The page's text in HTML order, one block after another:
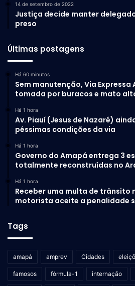
14 de setembro de 2022
Justiça decide manter
preso
Últimas postagens
Há 60 minutos
Sem manutenção, Via
tomada por buracos e mato
Há 1 hora
Av. Piauí (Jesus de Nazaré)
péssimas condições da via
Há 1 hora
Governo do Amapá entrega 3
totalmente reconstruídas no
Há 1 hora
Receber uma multa de trânsito
motorista aceite a penalidade
Tags
amapá amprev Cidades
famosos fórmula-1 internação